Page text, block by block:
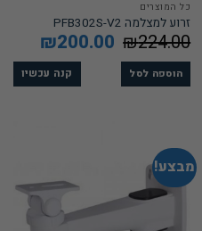
כל המוצרים
זרוע למצלמה PFB302S-V2
₪224.00 המחיר
המקורי
₪224.00.
₪200.00 המחיר
הנוכחי
הוא:
הוספה לסל קנה עכשיו
מבצע!